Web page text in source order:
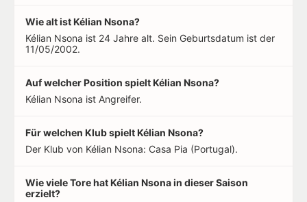
Wie alt ist Kélian Nsona?
Kélian Nsona ist 24 Jahre alt. Sein Geburtsdatum ist der
11/05/2002.
Auf welcher Position spielt Kélian Nsona?
Kélian Nsona ist Angreifer.
Für welchen Klub spielt Kélian Nsona?
Der Klub von Kélian Nsona: Casa Pia (Portugal).
Wie viele Tore hat Kélian Nsona in dieser Saison
erzielt?